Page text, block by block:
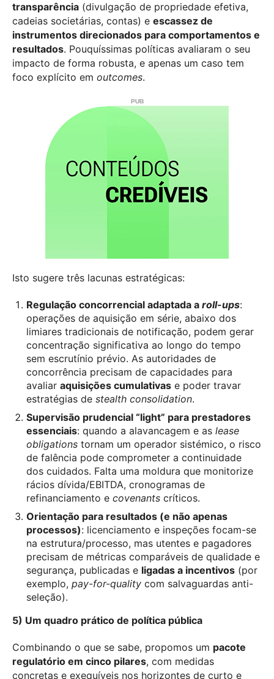
transparência (divulgação de propriedade efetiva,
cadeias societárias, contas) e escassez de
instrumentos direcionados para comportamentos e
resultados. Pouquíssimas políticas avaliaram o seu
impacto de forma robusta, e apenas um caso tem
foco explícito em outcomes.
Isto sugere três lacunas estratégicas:
Regulação concorrencial adaptada aroll-ups:
operações de aquisição em série, abaixo dos
limiares tradicionais de notificação, podem gerar
concentração significativa ao longo do tempo
sem escrutínio prévio. As autoridades de
concorrência precisam de capacidades para
avaliaraquisições cumulativas e poder travar
estratégias destealth consolidation.
Supervisão prudencial “light” para prestadores
essenciais: quando a alavancagem e aslease
obligations tornam um operador sistémico, o risco
de falência pode comprometer a continuidade
dos cuidados. Falta uma moldura que monitorize
rácios dívida/EBITDA, cronogramas de
refinanciamento ecovenants críticos.
Orientação para resultados (e não apenas
processos): licenciamento e inspeções focam-se
na estrutura/processo, mas utentes e pagadores
precisam de métricas comparáveis de qualidade e
segurança, publicadas e ligadas a incentivos (por
exemplo,pay-for-quality com salvaguardas anti-
seleção).
5) Um quadro prático de política pública
Combinando o que se sabe, propomos um pacote
regulatório em cinco pilares, com medidas
concretas e exequíveis nos horizontes de curto e